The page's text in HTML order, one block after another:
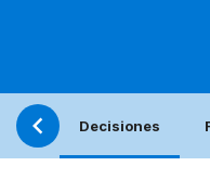
Decisiones